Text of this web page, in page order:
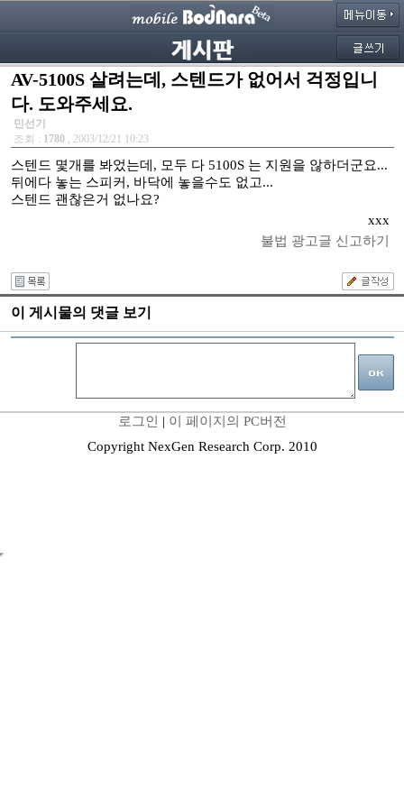
AV-5100S 살려는데, 스텐드가 없어서 걱정입니
다. 도와주세요.
민선기
조회 : 1780 , 2003/12/21 10:23
스텐드 몇개를 봐었는데, 모두 다 5100S 는 지원을 않하더군요...
뒤에다 놓는 스피커, 바닥에 놓을수도 없고...
스텐드 괜찮은거 없나요?
xxx
불법 광고글 신고하기
이 게시물의 댓글 보기
로그인 | 이 페이지의 PC버전
Copyright NexGen Research Corp. 2010